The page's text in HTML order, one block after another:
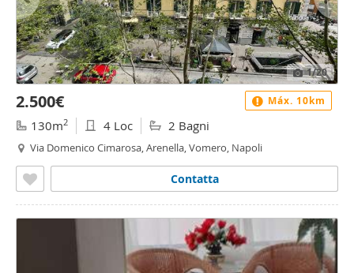
1/20
2.500€
130m2 4 Loc 2 Bagni
Via Domenico Cimarosa, Arenella, Vomero, Napoli
Contatta
Máx. 10km